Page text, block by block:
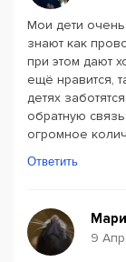
Мои дети
знают как
при этом дают
ещё нравится,
детях
обратную
огромное
Ответить
9